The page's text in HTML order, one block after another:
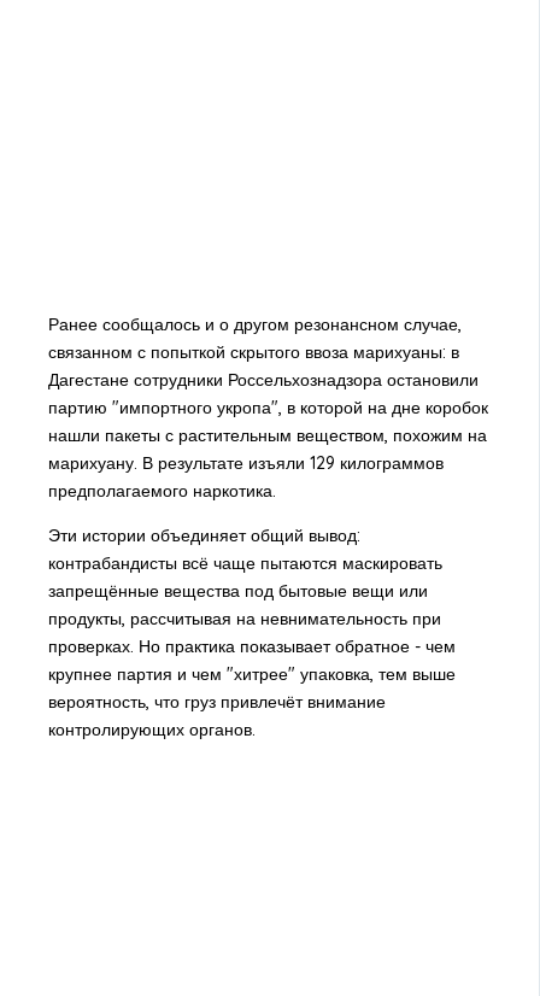
Ранее сообщалось и о другом резонансном случае,
связанном с попыткой скрытого ввоза марихуаны: в
Дагестане сотрудники Россельхознадзора остановили
партию "импортного укропа", в которой на дне коробок
нашли пакеты с растительным веществом, похожим на
марихуану. В результате изъяли 129 килограммов
предполагаемого наркотика.
Эти истории объединяет общий вывод:
контрабандисты всё чаще пытаются маскировать
запрещённые вещества под бытовые вещи или
продукты, рассчитывая на невнимательность при
проверках. Но практика показывает обратное - чем
крупнее партия и чем "хитрее" упаковка, тем выше
вероятность, что груз привлечёт внимание
контролирующих органов.